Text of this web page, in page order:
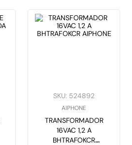
SKU: 524892
AIPHONE
TRANSFORMADOR
16VAC 1,2 A
BHTRAFOKCR